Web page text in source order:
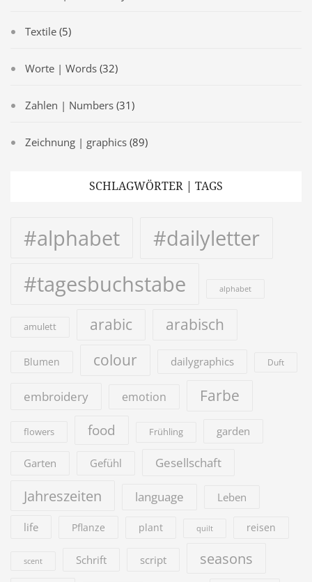
Textile (5)
Worte | Words (32)
Zahlen | Numbers (31)
Zeichnung | graphics (89)
SCHLAGWÖRTER | TAGS
#alphabet
#dailyletter
#tagesbuchstabe
alphabet
amulett arabic arabisch
Blumen colour dailygraphics Duft
embroidery emotion Farbe
flowers food Frühling garden
Garten Gefühl Gesellschaft
Jahreszeiten language Leben
life Pflanze plant quilt reisen
scent Schrift script seasons